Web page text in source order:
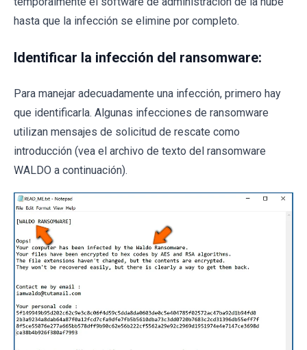
hasta que la infección se elimine por completo.
Identificar la infección del ransomware:
Para manejar adecuadamente una infección, primero hay
que identificarla. Algunas infecciones de ransomware
utilizan mensajes de solicitud de rescate como
introducción (vea el archivo de texto del ransomware
WALDO a continuación).